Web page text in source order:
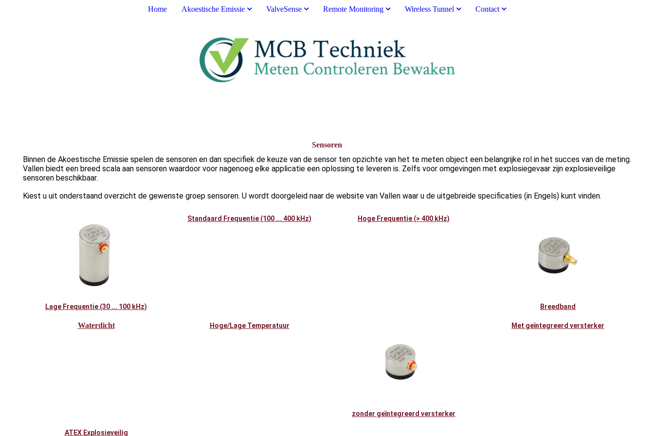
Home Akoestische Emissie ValveSense Remote Monitoring Wireless Tunnel Contact
Sensoren
Binnen de Akoestische Emissie spelen de sensoren en dan specifiek de keuze van de sensor ten opzichte van het te meten object een belangrijke rol in het succes van de meting.
Vallen biedt een breed scala aan sensoren waardoor voor nagenoeg elke applicatie een oplossing te leveren is. Zelfs voor omgevingen met explosiegevaar zijn explosieveilige
sensoren beschikbaar.
Kiest u uit onderstaand overzicht de gewenste groep sensoren. U wordt doorgeleid naar de website van Vallen waar u de uitgebreide specificaties (in Engels) kunt vinden.
Lage Frequentie (30 ... 100 kHz)
Standaard Frequentie (100 ... 400 kHz) Hoge Frequentie (> 400 kHz)
Breedband
Waterdicht Hoge/Lage Temperatuur
zonder geïntegreerd versterker
Met geïntegreerd versterker
ATEX Explosieveilig